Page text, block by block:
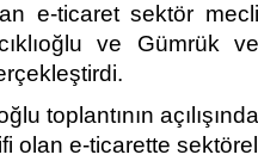
e-ticaret sektör
ve Gümrük
toplantının
olan e-ticarette